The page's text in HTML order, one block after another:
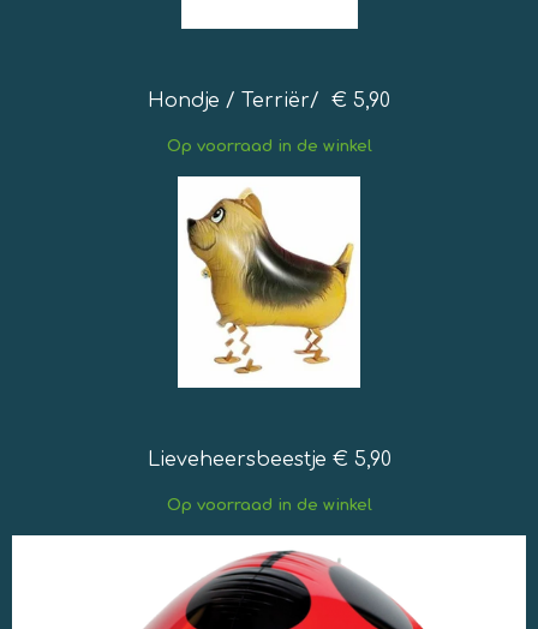
Hondje / Terriër/ € 5,90
Op voorraad in de winkel
Lieveheersbeestje € 5,90
Op voorraad in de winkel